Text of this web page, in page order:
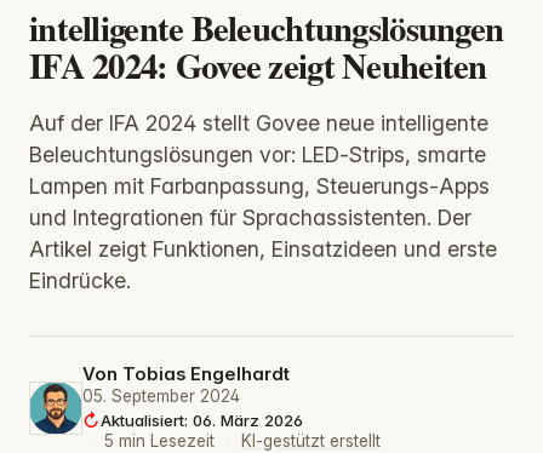
intelligente Beleuchtungslösungen
IFA 2024: Govee zeigt Neuheiten
Auf der IFA 2024 stellt Govee neue intelligente
Beleuchtungslösungen vor: LED‑Strips, smarte
Lampen mit Farbanpassung, Steuerungs‑Apps
und Integrationen für Sprachassistenten. Der
Artikel zeigt Funktionen, Einsatzideen und erste
Eindrücke.
Von Tobias Engelhardt
05. September 2024
Aktualisiert: 06. März 2026
·
5 min Lesezeit · KI-gestützt erstellt